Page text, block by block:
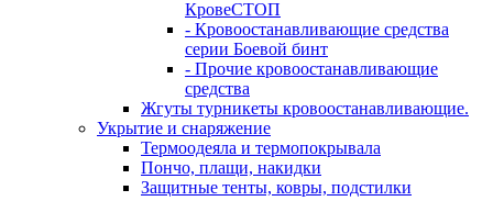
КровеСТОП
- Кровоостанавливающие средства
серии Боевой бинт
- Прочие кровоостанавливающие
средства
Жгуты турникеты кровоостанавливающие.
Укрытие и снаряжение
Термоодеяла и термопокрывала
Пончо, плащи, накидки
Защитные тенты, ковры, подстилки